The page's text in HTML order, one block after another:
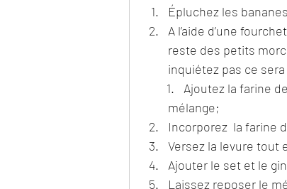
Épluchez les
A l’aide d’une
reste des petits
inquiétez pas ce
Ajoutez la farine
mélange;
Incorporez  la farine
Versez la levure tout
Ajouter le set et le
Laissez reposer le